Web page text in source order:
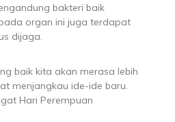
bakteri baik
organ ini juga terdapat
dijaga.
baik kita akan merasa lebih
menjangkau ide-ide baru.
Hari Perempuan